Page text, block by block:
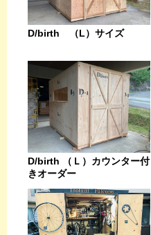
D/birth （L）サイズ
D/birth （Ｌ）カウンター付
きオーダー